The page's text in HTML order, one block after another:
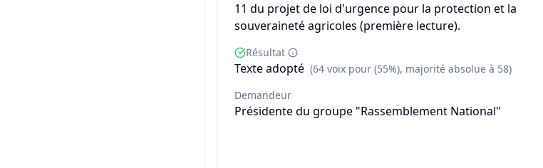
11 du projet de loi d'urgence pour la protection et la
souveraineté agricoles (première lecture).
Résultat
Texte adopté (64 voix pour (55%), majorité absolue à 58)
Demandeur
Présidente du groupe "Rassemblement National"